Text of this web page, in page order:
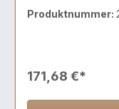
Produktnummer:
171,68 €*